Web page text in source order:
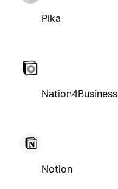
Pika
Nation4Business
Notion